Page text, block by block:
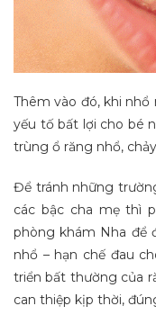
Thêm vào đó, khi nhổ
yếu tố bất lợi cho bé
trùng ổ răng nhổ,
Để tránh những
các bậc cha mẹ thì
phòng khám Nha để
nhổ – hạn chế đau
triển bất thường của
can thiệp kịp thời,